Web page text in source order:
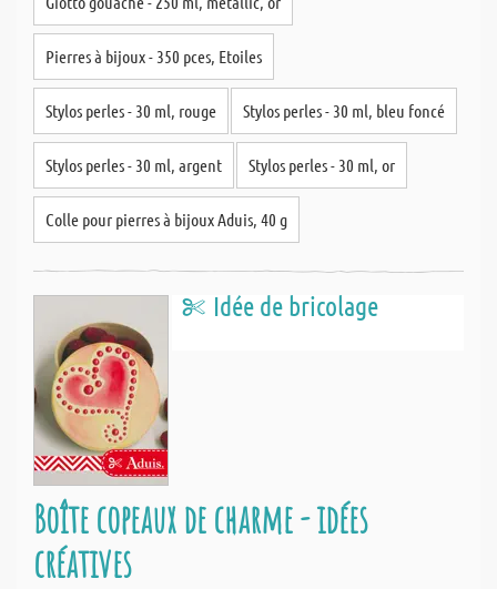
Pierres à bijoux - 350 pces, Etoiles
Stylos perles - 30 ml, rouge Stylos perles - 30 ml, bleu foncé
Stylos perles - 30 ml, argent Stylos perles - 30 ml, or
Colle pour pierres à bijoux Aduis, 40 g
Idée de bricolage
Boîte copeaux de charme - idées
créatives